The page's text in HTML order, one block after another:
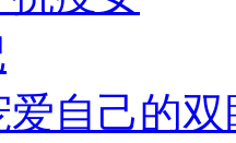
爱自己的